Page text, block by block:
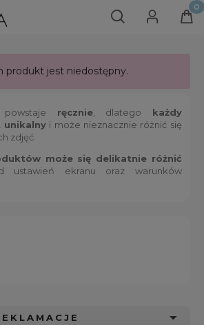
produkt jest niedostępny.
powstaje ręcznie, dlatego każdy
unikalnyi może nieznacznie różnić się
zdjęć.
może się delikatnie różnić
ustawień ekranu oraz warunków